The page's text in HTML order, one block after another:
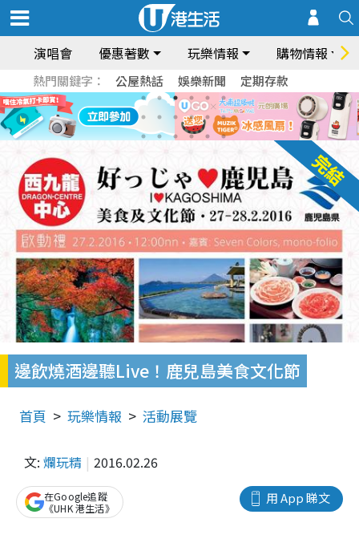
演唱會 優惠著數 玩樂情報 購物情報
熱門關鍵字： 公屋熱話 娛樂新聞 定期存款
邊飲燒酒邊聽Live！鹿兒島美食文化節
首頁 玩樂情報 活動展覽
文: 爛玩精 2016.02.26
用 App 睇文
在Google追蹤
《UHK 港生活》